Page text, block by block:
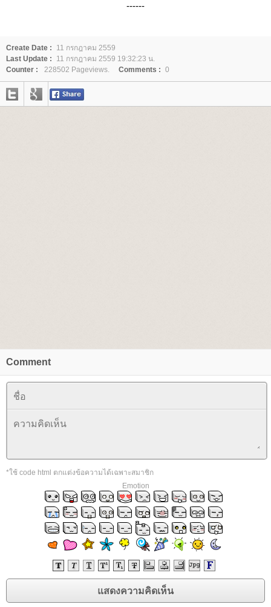
------
Create Date :
11 กรกฎาคม 2559
Last Update :
11 กรกฎาคม 2559 19:32:23 น.
Counter :
228502 Pageviews. Comments : 0
Comment
*ใช้ code html ตกแต่งข้อความได้เฉพาะสมาชิก
Emotion